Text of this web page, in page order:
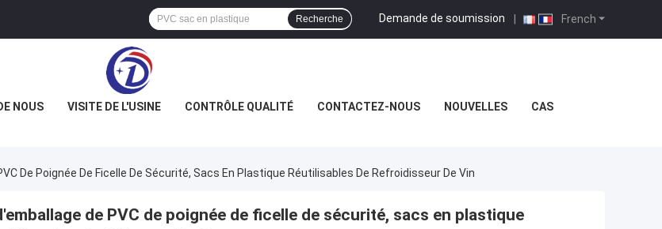
French
Demande de soumission |
Recherche
NOUS VISITE DE L'USINE CONTRÔLE QUALITÉ CONTACTEZ-NOUS NOUVELLES CAS
De Poignée De Ficelle De Sécurité, Sacs En Plastique Réutilisables De Refroidisseur De Vin
de PVC de poignée de ficelle de sécurité, sacs en plastique